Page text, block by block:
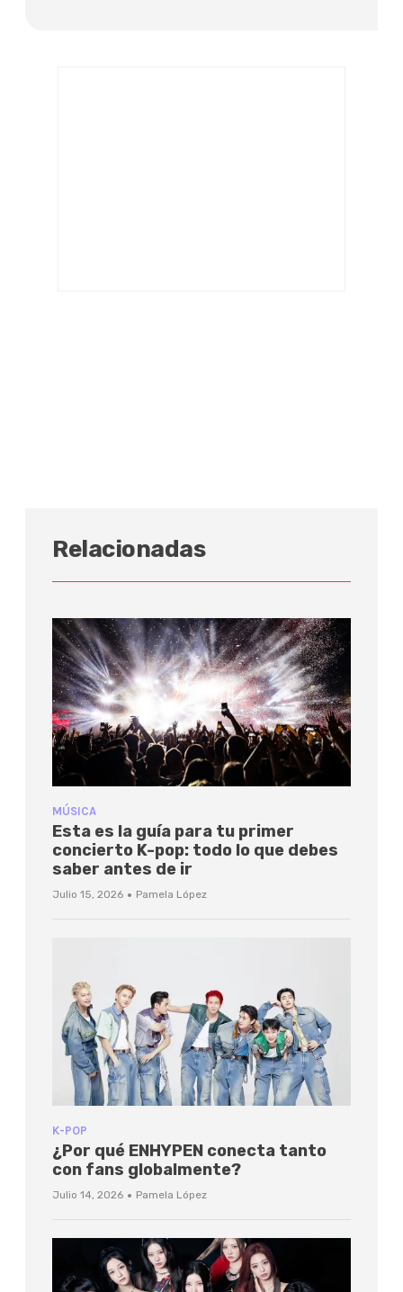
Relacionadas
MÚSICA
Esta es la guía para tu primer
concierto K-pop: todo lo que debes
saber antes de ir
Julio 15, 2026 · Pamela López
K-POP
¿Por qué ENHYPEN conecta tanto
con fans globalmente?
Julio 14, 2026 · Pamela López